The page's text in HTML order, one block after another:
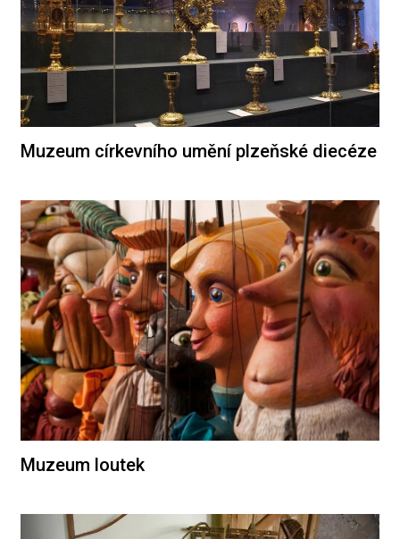
Muzeum církevního umění plzeňské diecéze
Muzeum loutek